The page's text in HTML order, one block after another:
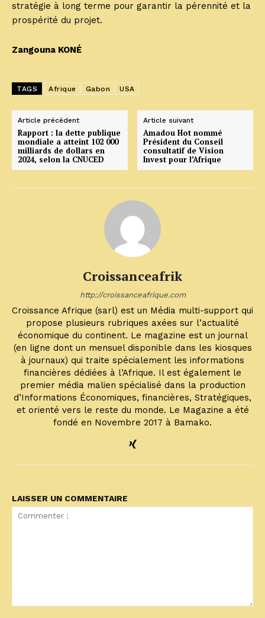
stratégie à long terme pour garantir la pérennité et la
prospérité du projet.
Zangouna KONÉ
TAGS Afrique Gabon USA
Article précédent
Rapport : la dette publique
mondiale a atteint 102 000
milliards de dollars en
2024, selon la CNUCED
Article suivant
Amadou Hot nommé
Président du Conseil
consultatif de Vision
Invest pour l’Afrique
Croissanceafrik
http://croissanceafrique.com
Croissance Afrique (sarl) est un Média multi-support qui
propose plusieurs rubriques axées sur l’actualité
économique du continent. Le magazine est un journal
(en ligne dont un mensuel disponible dans les kiosques
à journaux) qui traite spécialement les informations
financières dédiées à l’Afrique. Il est également le
premier média malien spécialisé dans la production
d’Informations Économiques, financières, Stratégiques,
et orienté vers le reste du monde. Le Magazine a été
fondé en Novembre 2017 à Bamako.
LAISSER UN COMMENTAIRE